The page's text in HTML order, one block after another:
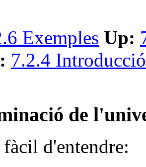
Exemples Up:
7.2.4
de
d'entendre: